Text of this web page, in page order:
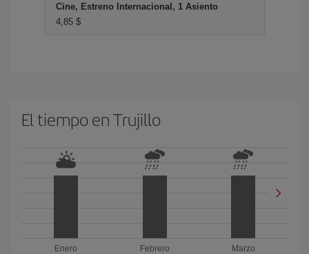
Cine, Estreno Internacional, 1 Asiento
4,85 $
El tiempo en Trujillo
Enero
Febrero
Marzo